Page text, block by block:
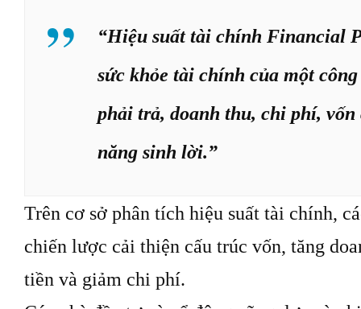
“Hiệu suất tài chính Financial
sức khỏe tài chính của một
phải trả, doanh thu, chi phí, vốn
năng sinh lời.”
Trên cơ sở phân tích hiệu suất tài chính,
chiến lược cải thiện cấu trúc vốn, tăng
tiền và giảm chi phí.